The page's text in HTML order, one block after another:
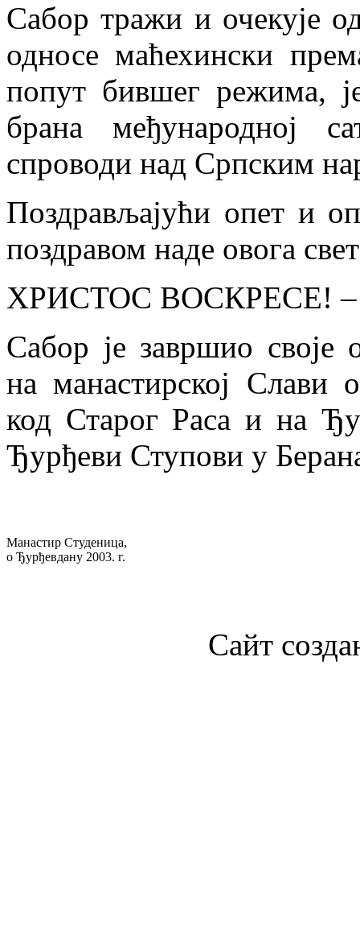
Сабор тражи и очекује
односе маћехински
попут бившег режима,
брана међународној
спроводи над Српским
Поздрављајући опет и
поздравом наде овога
ХРИСТОС ВОСКРЕСЕ!
Сабор је завршио своје
на манастирској Слави
код Старог Раса и на
Ђурђеви Ступови у
Манастир Студеница,
о Ђурђевдану 2003. г.
Сайт